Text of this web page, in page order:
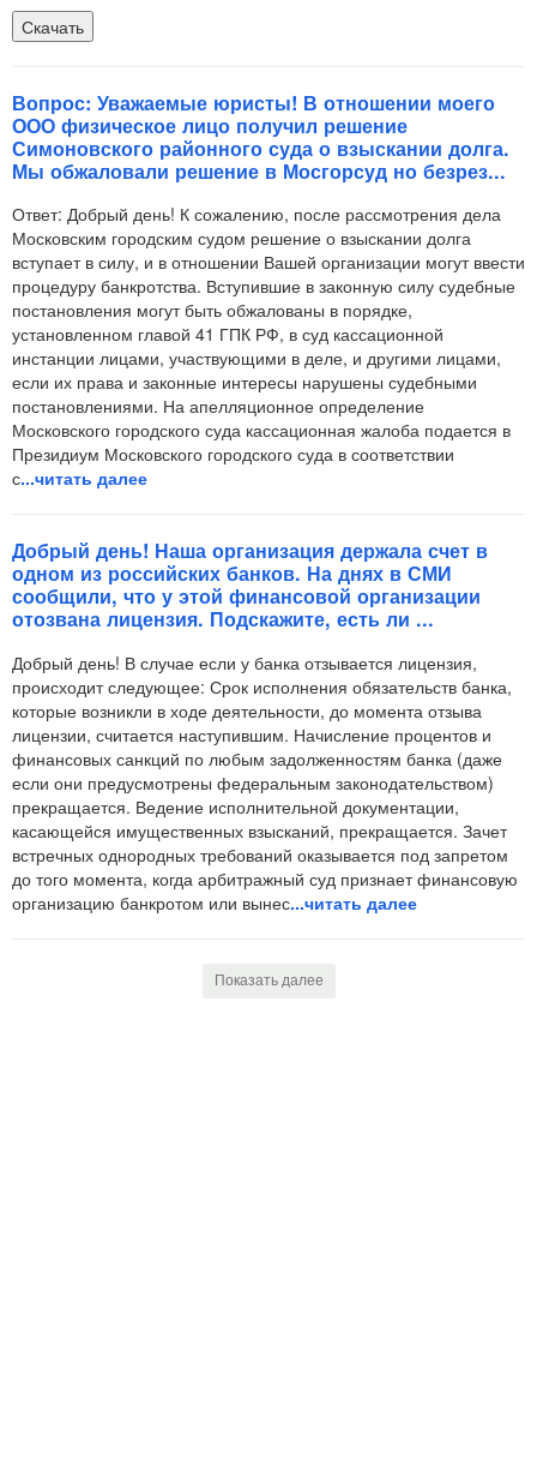
Скачать
Вопрос: Уважаемые юристы! В отношении моего
ООО физическое лицо получил решение
Симоновского районного суда о взыскании долга.
Мы обжаловали решение в Мосгорсуд но безрез...
Ответ: Добрый день! К сожалению, после рассмотрения дела
Московским городским судом решение о взыскании долга
вступает в силу, и в отношении Вашей организации могут ввести
процедуру банкротства. Вступившие в законную силу судебные
постановления могут быть обжалованы в порядке,
установленном главой 41 ГПК РФ, в суд кассационной
инстанции лицами, участвующими в деле, и другими лицами,
если их права и законные интересы нарушены судебными
постановлениями. На апелляционное определение
Московского городского суда кассационная жалоба подается в
Президиум Московского городского суда в соответствии
с...читать далее
Добрый день! Наша организация держала счет в
одном из российских банков. На днях в СМИ
сообщили, что у этой финансовой организации
отозвана лицензия. Подскажите, есть ли ...
Добрый день! В случае если у банка отзывается лицензия,
происходит следующее: Срок исполнения обязательств банка,
которые возникли в ходе деятельности, до момента отзыва
лицензии, считается наступившим. Начисление процентов и
финансовых санкций по любым задолженностям банка (даже
если они предусмотрены федеральным законодательством)
прекращается. Ведение исполнительной документации,
касающейся имущественных взысканий, прекращается. Зачет
встречных однородных требований оказывается под запретом
до того момента, когда арбитражный суд признает финансовую
организацию банкротом или вынес...читать далее